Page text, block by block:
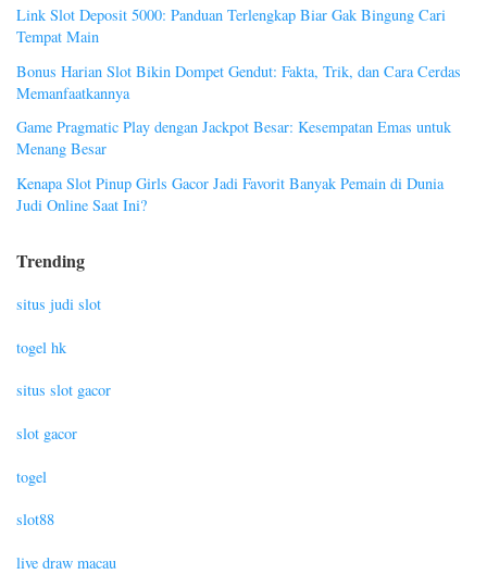
Link Slot Deposit 5000: Panduan Terlengkap Biar Gak Bingung Cari
Tempat Main
Bonus Harian Slot Bikin Dompet Gendut: Fakta, Trik, dan Cara Cerdas
Memanfaatkannya
Game Pragmatic Play dengan Jackpot Besar: Kesempatan Emas untuk
Menang Besar
Kenapa Slot Pinup Girls Gacor Jadi Favorit Banyak Pemain di Dunia
Judi Online Saat Ini?
Trending
situs judi slot
togel hk
situs slot gacor
slot gacor
togel
slot88
live draw macau